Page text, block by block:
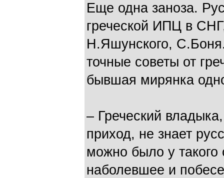
Еще одна заноза.
греческой ИПЦ в
Н.Яшунского,
точные советы от
бывшая мирянка
– Греческий
приход, не знает
можно было у такого
наболевшее и